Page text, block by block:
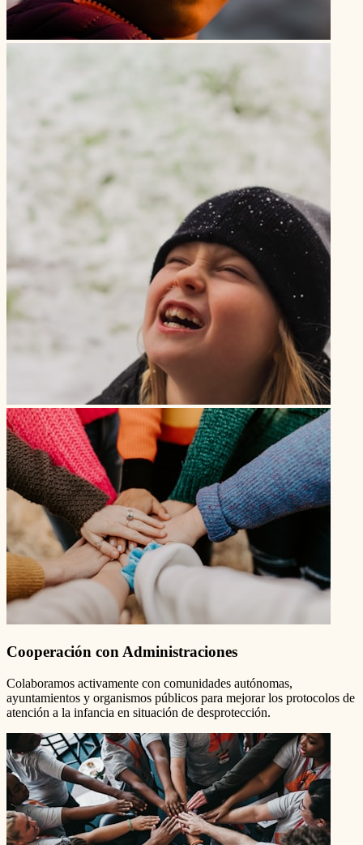
Cooperación con Administraciones
Colaboramos activamente con comunidades autónomas,
ayuntamientos y organismos públicos para mejorar los protocolos de
atención a la infancia en situación de desprotección.